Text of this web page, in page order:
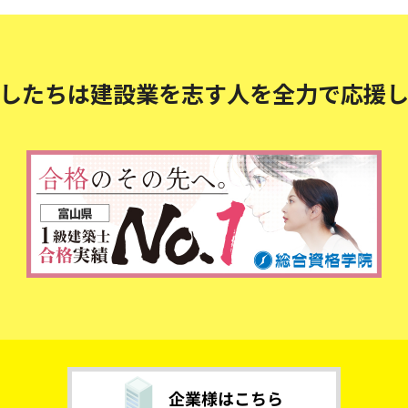
たちは建設業を志す人を全力で応援